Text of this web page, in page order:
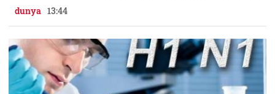
dunya 13:44